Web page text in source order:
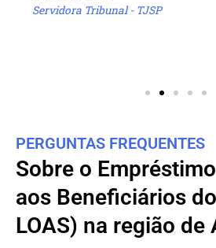
Servidora Tribunal - TJSP
PERGUNTAS FREQUENTES
Sobre o
aos Beneficiários
LOAS) na região de